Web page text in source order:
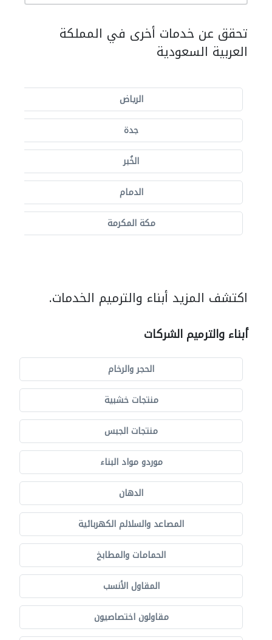
تحقق عن خدمات أخرى في المملكة
العربية السعودية
الرياض
جدة
الخُبر
الدمام
مكة المكرمة
اكتشف المزيد أبناء والترميم الخدمات.
أبناء والترميم الشركات
الحجر والرخام
منتجات خشبية
منتجات الجبس
موردو مواد البناء
الدهان
المصاعد والسلالم الكهربائية
الحمامات والمطابخ
المقاول الأنسب
مقاولون اختصاصيون